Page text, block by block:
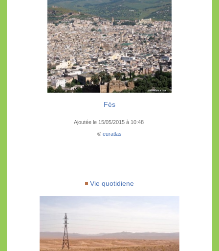
Fès
Ajoutée le 15/05/2015 à 10:48
© euratlas
Vie quotidiene